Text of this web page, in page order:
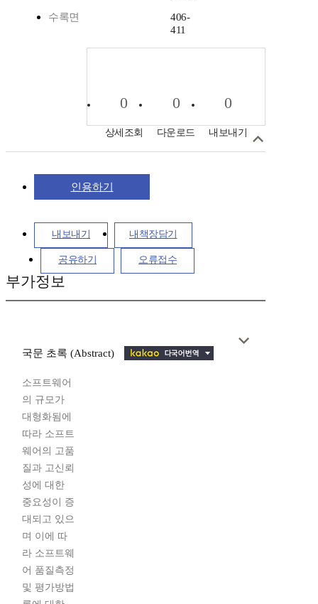
수록면
406-
411
0
상세조회
0
다운로드
0
내보내기
인용하기
내보내기 내책장담기
공유하기 오류접수
부가정보
국문 초록 (Abstract)
소프트웨어
의 규모가
대형화됨에
따라 소프트
웨어의 고품
질과 고신뢰
성에 대한
중요성이 증
대되고 있으
며 이에 따
라 소프트웨
어 품질측정
및 평가방법